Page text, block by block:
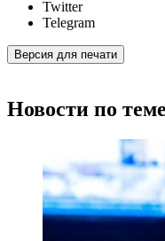
Twitter
Telegram
Версия для печати
Новости по теме